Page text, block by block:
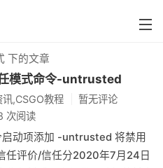
jp
下的文章
模式命令-untrusted
讯,CSGO教程
暂无评论
次阅读
动项添加 -untrusted 将禁用
任评价/信任分2020年7月24日